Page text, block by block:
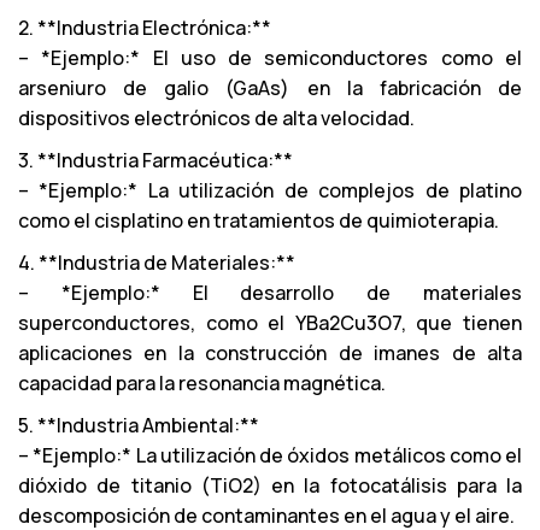
2. **Industria Electrónica:**
– *Ejemplo:* El uso de semiconductores como el
arseniuro de galio (GaAs) en la fabricación de
dispositivos electrónicos de alta velocidad.
3. **Industria Farmacéutica:**
– *Ejemplo:* La utilización de complejos de platino
como el cisplatino en tratamientos de quimioterapia.
4. **Industria de Materiales:**
– *Ejemplo:* El desarrollo de materiales
superconductores, como el YBa2Cu3O7, que tienen
aplicaciones en la construcción de imanes de alta
capacidad para la resonancia magnética.
5. **Industria Ambiental:**
– *Ejemplo:* La utilización de óxidos metálicos como el
dióxido de titanio (TiO2) en la fotocatálisis para la
descomposición de contaminantes en el agua y el aire.